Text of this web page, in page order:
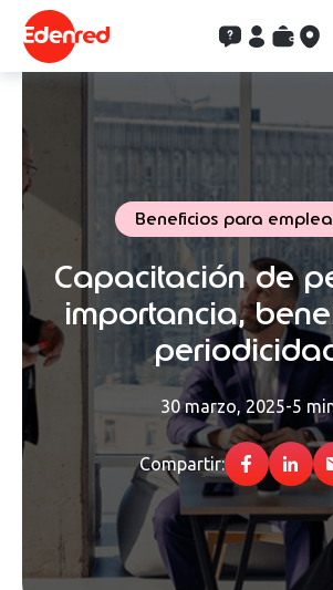
Contacto
Clientes
Saldo
Beneficios para
Capacitación de
importancia,
30 marzo, 2025-5
Compartir: